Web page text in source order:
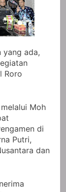
yang ada,
Roro
Moh
di
Putri,
dan